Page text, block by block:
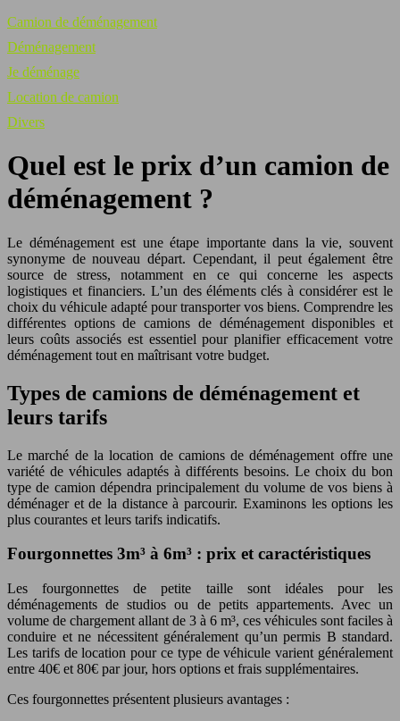
Camion de déménagement
Déménagement
Je déménage
Location de camion
Divers
Quel est le prix d’un camion de
déménagement ?
Le déménagement est une étape importante dans la vie, souvent
synonyme de nouveau départ. Cependant, il peut également être
source de stress, notamment en ce qui concerne les aspects
logistiques et financiers. L’un des éléments clés à considérer est le
choix du véhicule adapté pour transporter vos biens. Comprendre les
différentes options de camions de déménagement disponibles et
leurs coûts associés est essentiel pour planifier efficacement votre
déménagement tout en maîtrisant votre budget.
Types de camions de déménagement et
leurs tarifs
Le marché de la location de camions de déménagement offre une
variété de véhicules adaptés à différents besoins. Le choix du bon
type de camion dépendra principalement du volume de vos biens à
déménager et de la distance à parcourir. Examinons les options les
plus courantes et leurs tarifs indicatifs.
Fourgonnettes 3m³ à 6m³ : prix et caractéristiques
Les fourgonnettes de petite taille sont idéales pour les
déménagements de studios ou de petits appartements. Avec un
volume de chargement allant de 3 à 6 m³, ces véhicules sont faciles à
conduire et ne nécessitent généralement qu’un permis B standard.
Les tarifs de location pour ce type de véhicule varient généralement
entre 40€ et 80€ par jour, hors options et frais supplémentaires.
Ces fourgonnettes présentent plusieurs avantages :